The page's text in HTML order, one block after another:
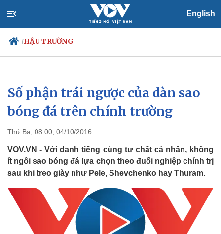
English
/HẬU TRƯỜNG
Chính trị
Đảng
Tổ chức nhân sự
Nhận diện sự thật
Xã hội
Tin 24h
Dự báo thời tiết
Việc làm
Biển đảo
Số phận trái ngược của dàn sao
bóng đá trên chính trường
Thứ Ba, 08:00, 04/10/2016
VOV.VN - Với danh tiếng cùng tư chất cá nhân, không
ít ngôi sao bóng đá lựa chọn theo đuổi nghiệp chính trị
sau khi treo giày như Pele, Shevchenko hay Thuram.